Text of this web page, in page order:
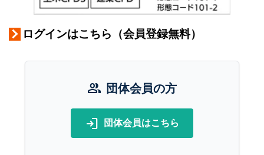
ログインはこちら（会員登録無料）
group 団体会員の方
login 団体会員はこちら